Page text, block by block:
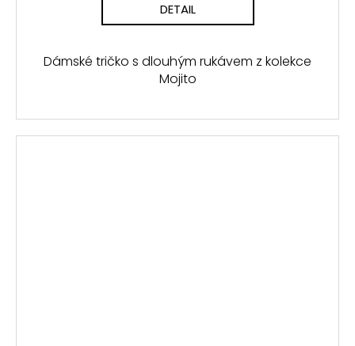
DETAIL
Dámské tričko s dlouhým rukávem z kolekce
Mojito